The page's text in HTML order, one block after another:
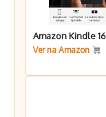
Amazon Kindle
Ver na Amazon